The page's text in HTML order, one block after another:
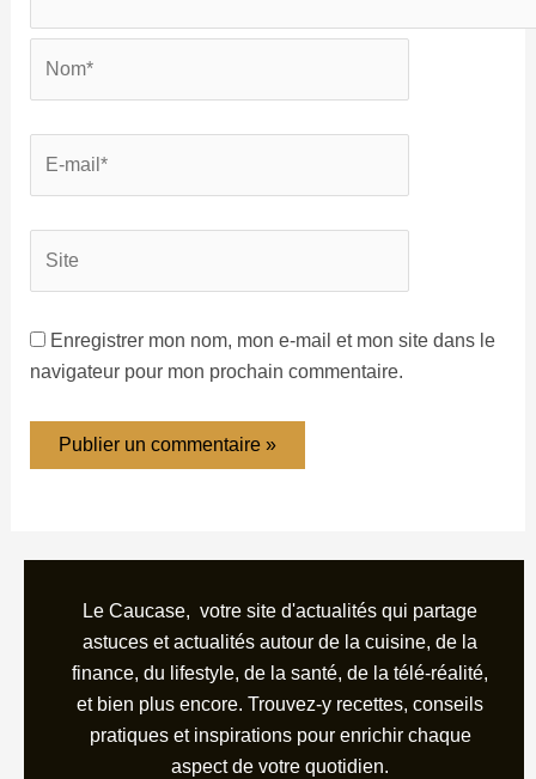
Enregistrer mon nom, mon e-mail et mon site dans le
navigateur pour mon prochain commentaire.
Le Caucase, votre site d'actualités qui partage
astuces et actualités autour de la cuisine, de la
finance, du lifestyle, de la santé, de la télé-réalité,
et bien plus encore. Trouvez-y recettes, conseils
pratiques et inspirations pour enrichir chaque
aspect de votre quotidien.